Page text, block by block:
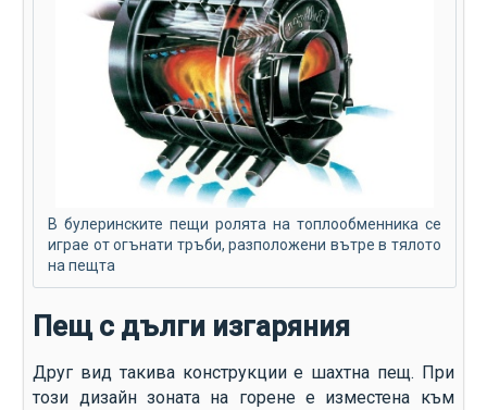
В булеринските пещи ролята на топлообменника се
играе от огънати тръби, разположени вътре в тялото
на пещта
Пещ с дълги изгаряния
Друг вид такива конструкции е шахтна пещ. При
този дизайн зоната на горене е изместена към